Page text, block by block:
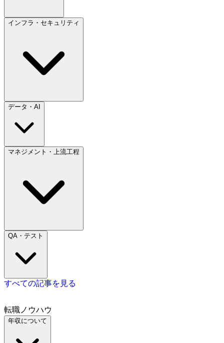
インフラ・セキュリティ
データ・AI
マネジメント・上流工程
QA・テスト
すべての記事を見る
転職ノウハウ
年収について